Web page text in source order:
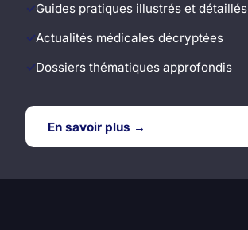
Guides pratiques illustrés et détaillés
Actualités médicales décryptées
Dossiers thématiques approfondis
En savoir plus →